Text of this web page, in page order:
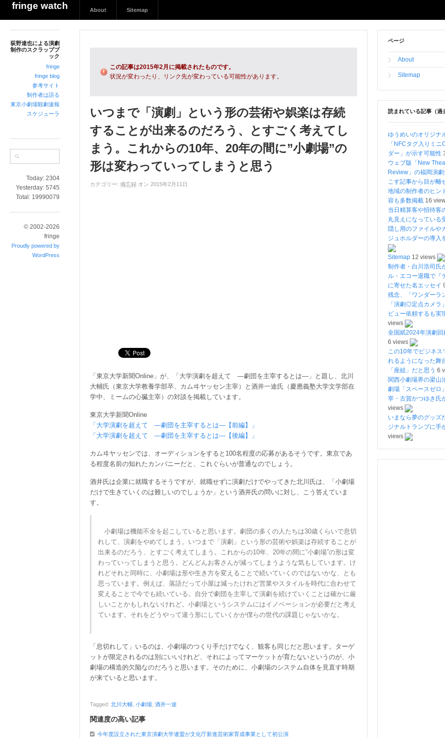
fringe watch About Sitemap
荻野達也による演劇
制作のスクラップブ
ック
fringe
fringe blog
参考サイト
制作者は語る
東京小劇場観劇速報
スケジューラ
Today: 2304
Yesterday: 5745
Total: 19990079
© 2002-2026
fringe
Proudly powered by
WordPress
この記事は2015年2月に掲載されたものです。
状況が変わったり、リンク先が変わっている可能性があります。
いつまで「演劇」という形の芸術や娯楽は存続
することが出来るのだろう、とすごく考えてし
まう。これからの10年、20年の間に”小劇場”の
形は変わっていってしまうと思う
カテゴリー: 備忘録 オン 2015年2月11日
「東京大学新聞Online」が、「大学演劇を超えて ―劇団を主宰するとは―」と題し、北川
大輔氏（東京大学教養学部卒、カムヰヤッセン主宰）と酒井一途氏（慶應義塾大学文学部在
学中、ミームの心臓主宰）の対談を掲載しています。
東京大学新聞Online
「大学演劇を超えて ―劇団を主宰するとは―【前編】」
「大学演劇を超えて ―劇団を主宰するとは―【後編】」
カムヰヤッセンでは、オーディションをすると100名程度の応募があるそうです。東京であ
る程度名前の知れたカンパニーだと、これぐらいが普通なのでしょう。
酒井氏は企業に就職するそうですが、就職せずに演劇だけでやってきた北川氏は、「小劇場
だけで生きていくのは難しいのでしょうか」という酒井氏の問いに対し、こう答えていま
す。
小劇場は機能不全を起こしていると思います。劇団の多くの人たちは30歳くらいで息切
れして、演劇をやめてしまう。いつまで「演劇」という形の芸術や娯楽は存続することが
出来るのだろう、とすごく考えてしまう。これからの10年、20年の間に”小劇場”の形は変
わっていってしまうと思う。どんどんお客さんが減ってしまうような気もしています。け
れどそれと同時に、小劇場は形や生き方を変えることで続いていくのではないかな、とも
思っています。例えば、落語だって小屋は減ったけれど営業やスタイルを時代に合わせて
変えることで今でも続いている。自分で劇団を主宰して演劇を続けていくことは確かに厳
しいことかもしれないけれど。小劇場というシステムにはイノベーションが必要だと考え
ています。それをどうやって違う形にしていくかが僕らの世代の課題じゃないかな。
「息切れして」いるのは、小劇場のつくり手だけでなく、観客も同じだと思います。ターゲ
ットが限定されるのは別にいいけれど、それによってマーケットが育たないというのが、小
劇場の構造的欠陥なのだろうと思います。そのために、小劇場のシステム自体を見直す時期
が来ていると思います。
Tagged: 北川大輔 小劇場 酒井一途
関連度の高い記事
今年度設立された東京演劇大学連盟が文化庁新進芸術家育成事業として初公演
ページ
About
Sitemap
読まれている記事（過
ゆうめいのオリジナ
「NFCタグ入りミ
ダー」が示す可能性
ウェブ版「New
Review」の福岡演
こす記事から目が離
地域の制作者のヒン
容も多数掲載 16
当日精算客や招待客
丸見えになっている
隠し用のファイルや
ジュホルダーの導入
Sitemap 12 views
制作者・白川浩司氏
ル・エコー退職で『
に寄せた名エッセイ
残念、「ワンダーラ
「演劇◎定点カメラ
ビュー依頼するも実
views
全国紙2024年演劇
6 views
この10年でビジネス
れるようになった舞
「座組」だと思う 6
関西小劇場界の梁山
劇場「スペースゼロ
宰・古賀かつゆき氏
views
いまなら夢のグッズ
ジナルトランプに手
views